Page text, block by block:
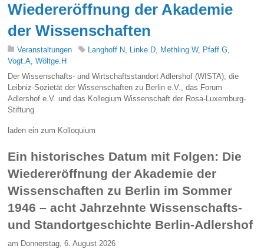
Wiedereröffnung der Akademie
der Wissenschaften
Veranstaltungen Langhoff.N, Linke.D, Methling.W, Pfaff.G,
Vogt.A,Wöltge.H
Der Wissenschafts- und Wirtschaftsstandort Adlershof (WISTA), die
Leibniz-Sozietät der Wissenschaften zu Berlin e.V., das Forum
Adlershof e.V. und das Kollegium Wissenschaft der Rosa-Luxemburg-
Stiftung
laden ein zum Kolloquium
Ein historisches Datum mit Folgen: Die
Wiedereröffnung der Akademie der
Wissenschaften zu Berlin im Sommer
1946 – acht Jahrzehnte Wissenschafts-
und Standortgeschichte Berlin-Adlershof
am Donnerstag, 6. August 2026